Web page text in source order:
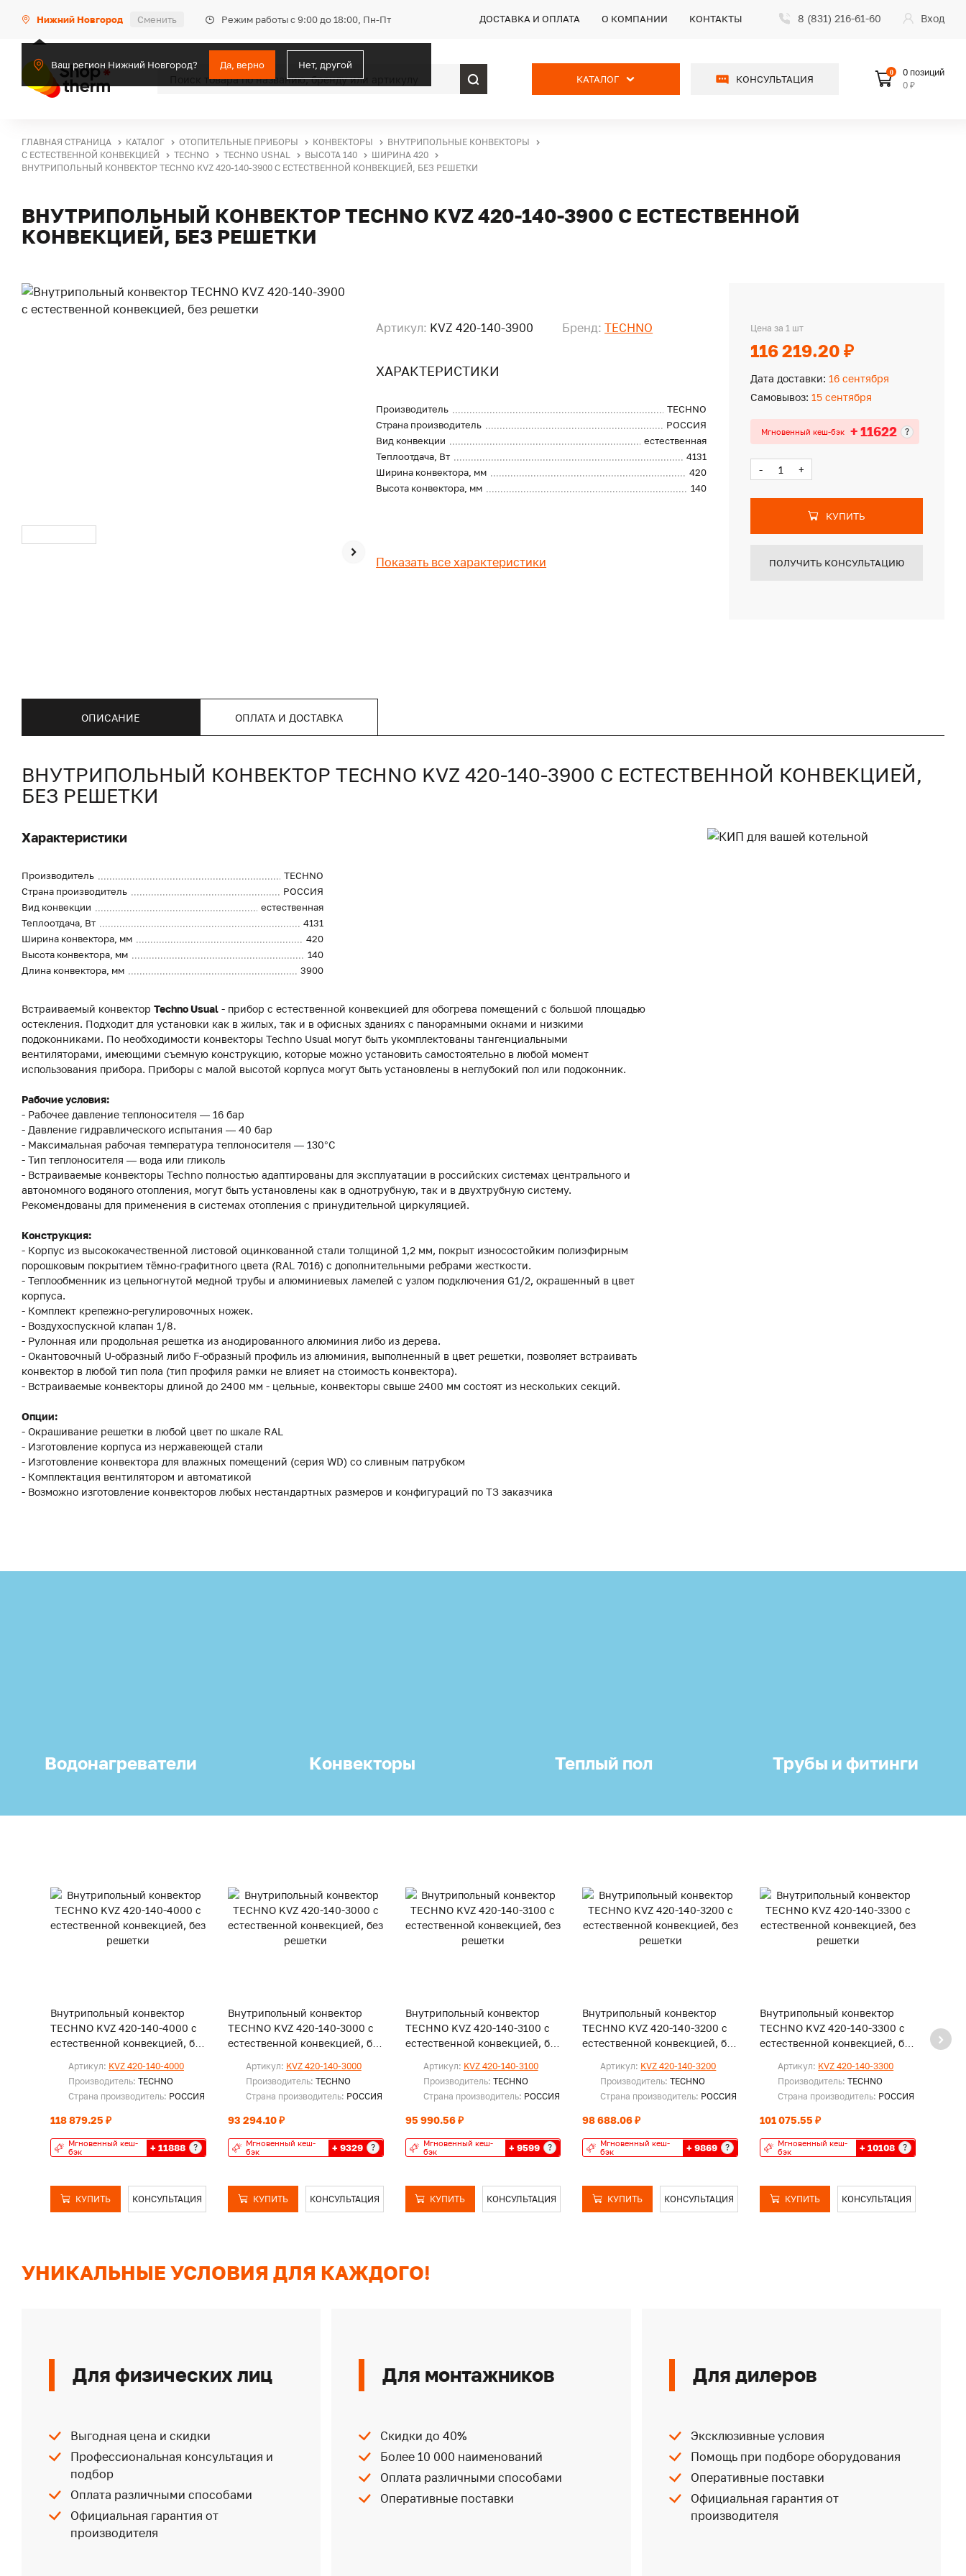
Нижний Новгород Сменить Режим работы с 9:00 до 18:00, Пн-Пт
Ваш регион Нижний Новгород? Да, верно Нет, другой
ДОСТАВКА И ОПЛАТА О КОМПАНИИ КОНТАКТЫ 8 (831) 216-61-60 Вход
КАТАЛОГ КОНСУЛЬТАЦИЯ
0
0 позиций
0 ₽
ГЛАВНАЯ СТРАНИЦА КАТАЛОГ ОТОПИТЕЛЬНЫЕ ПРИБОРЫ КОНВЕКТОРЫ
ВНУТРИПОЛЬНЫЕ КОНВЕКТОРЫ
С ЕСТЕСТВЕННОЙ КОНВЕКЦИЕЙ
TECHNO TECHNO USHAL ВЫСОТА 140
ШИРИНА 420
ВНУТРИПОЛЬНЫЙ КОНВЕКТОР TECHNO KVZ 420-140-3900 С ЕСТЕСТВЕННОЙ КОНВЕКЦИЕЙ, БЕЗ РЕШЕТКИ
ВНУТРИПОЛЬНЫЙ КОНВЕКТОР TECHNO KVZ 420-140-3900 С ЕСТЕСТВЕННОЙ
КОНВЕКЦИЕЙ, БЕЗ РЕШЕТКИ
Артикул: KVZ 420-140-3900 Бренд: TECHNO
ХАРАКТЕРИСТИКИ
Производитель
TECHNO
Страна производитель
РОССИЯ
Вид конвекции
естественная
Теплоотдача, Вт
4131
Ширина конвектора, мм
420
Высота конвектора, мм
140
Показать все характеристики
Цена за 1 шт
116 219.20 ₽
Дата доставки: 16 сентября
Самовывоз: 15 сентября
Мгновенный кеш-бэк + 11622 ?
- +
КУПИТЬ
ПОЛУЧИТЬ КОНСУЛЬТАЦИЮ
ОПИСАНИЕ ОПЛАТА И ДОСТАВКА
ВНУТРИПОЛЬНЫЙ КОНВЕКТОР TECHNO KVZ 420-140-3900 С ЕСТЕСТВЕННОЙ КОНВЕКЦИЕЙ,
БЕЗ РЕШЕТКИ
Характеристики
Производитель
TECHNO
Страна производитель
РОССИЯ
Вид конвекции
естественная
Теплоотдача, Вт
4131
Ширина конвектора, мм
420
Высота конвектора, мм
140
Длина конвектора, мм
3900
Встраиваемый конвектор Techno Usual - прибор с естественной конвекцией для обогрева помещений с большой площадью
остекления. Подходит для установки как в жилых, так и в офисных зданиях с панорамными окнами и низкими
подоконниками. По необходимости конвекторы Techno Usual могут быть укомплектованы тангенциальными
вентиляторами, имеющими съемную конструкцию, которые можно установить самостоятельно в любой момент
использования прибора. Приборы с малой высотой корпуса могут быть установлены в неглубокий пол или подоконник.
Рабочие условия:
- Рабочее давление теплоносителя — 16 бар
- Давление гидравлического испытания — 40 бар
- Максимальная рабочая температура теплоносителя — 130°С
- Тип теплоносителя — вода или гликоль
- Встраиваемые конвекторы Techno полностью адаптированы для эксплуатации в российских системах центрального и
автономного водяного отопления, могут быть установлены как в однотрубную, так и в двухтрубную систему.
Рекомендованы для применения в системах отопления с принудительной циркуляцией.
Конструкция:
- Корпус из высококачественной листовой оцинкованной стали толщиной 1,2 мм, покрыт износостойким полиэфирным
порошковым покрытием тёмно-графитного цвета (RAL 7016) с дополнительными ребрами жесткости.
- Теплообменник из цельногнутой медной трубы и алюминиевых ламелей с узлом подключения G1/2, окрашенный в цвет
корпуса.
- Комплект крепежно-регулировочных ножек.
- Воздухоспускной клапан 1/8.
- Рулонная или продольная решетка из анодированного алюминия либо из дерева.
- Окантовочный U-образный либо F-образный профиль из алюминия, выполненный в цвет решетки, позволяет встраивать
конвектор в любой тип пола (тип профиля рамки не влияет на стоимость конвектора).
- Встраиваемые конвекторы длиной до 2400 мм - цельные, конвекторы свыше 2400 мм состоят из нескольких секций.
Опции:
- Окрашивание решетки в любой цвет по шкале RAL
- Изготовление корпуса из нержавеющей стали
- Изготовление конвектора для влажных помещений (серия WD) со сливным патрубком
- Комплектация вентилятором и автоматикой
- Возможно изготовление конвекторов любых нестандартных размеров и конфигураций по ТЗ заказчика
Водонагреватели Конвекторы Теплый пол Трубы и фитинги
Внутрипольный конвектор
TECHNO KVZ 420-140-4000 с
естественной конвекцией, без
Артикул: KVZ 420-140-4000
Производитель: TECHNO
Страна производитель: РОССИЯ
118 879.25 ₽
Мгновенный кеш-
бэк
+ 11888 ?
КУПИТЬ КОНСУЛЬТАЦИЯ
Внутрипольный конвектор
TECHNO KVZ 420-140-3000 с
естественной конвекцией, без
Артикул: KVZ 420-140-3000
Производитель: TECHNO
Страна производитель: РОССИЯ
93 294.10 ₽
Мгновенный кеш-
бэк
+ 9329 ?
КУПИТЬ КОНСУЛЬТАЦИЯ
Внутрипольный конвектор
TECHNO KVZ 420-140-3100 с
естественной конвекцией, без
Артикул: KVZ 420-140-3100
Производитель: TECHNO
Страна производитель: РОССИЯ
95 990.56 ₽
Мгновенный кеш-
бэк
+ 9599 ?
КУПИТЬ КОНСУЛЬТАЦИЯ
Внутрипольный конвектор
TECHNO KVZ 420-140-3200 с
естественной конвекцией, без
Артикул: KVZ 420-140-3200
Производитель:TECHNO
Страна производитель: РОССИЯ
98 688.06 ₽
Мгновенный кеш-
бэк
+ 9869 ?
КУПИТЬ КОНСУЛЬТАЦИЯ
Внутрипольный конвектор
TECHNO KVZ 420-140-3300 с
естественной конвекцией, без
Артикул: KVZ 420-140-3300
Производитель:TECHNO
Страна производитель: РОССИЯ
101 075.55 ₽
Мгновенный кеш-
бэк
+ 10108 ?
КУПИТЬ КОНСУЛЬТАЦИЯ
УНИКАЛЬНЫЕ УСЛОВИЯ ДЛЯ КАЖДОГО!
Для физических лиц
Выгодная цена и скидки
Профессиональная консультация и
подбор
Оплата различными способами
Официальная гарантия от
производителя
Для монтажников
Скидки до 40%
Более 10 000 наименований
Оплата различными способами
Оперативные поставки
Для дилеров
Эксклюзивные условия
Помощь при подборе оборудования
Оперативные поставки
Официальная гарантия от
производителя